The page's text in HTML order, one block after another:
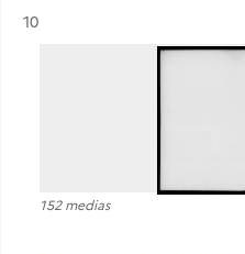
Résultat n°
10
152 medias